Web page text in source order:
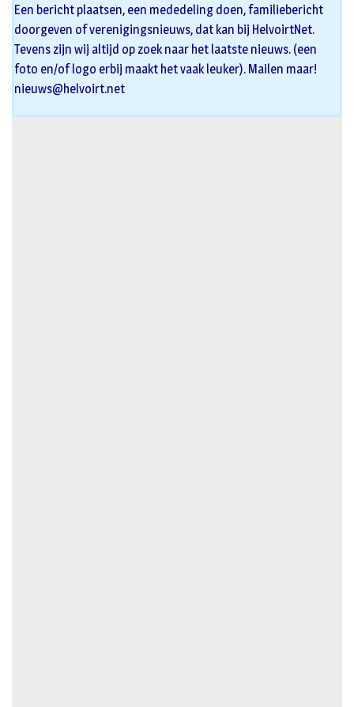
Een bericht plaatsen, een mededeling doen, familiebericht
doorgeven of verenigingsnieuws, dat kan bij HelvoirtNet.
Tevens zijn wij altijd op zoek naar het laatste nieuws. (een
foto en/of logo erbij maakt het vaak leuker). Mailen maar!
nieuws@helvoirt.net